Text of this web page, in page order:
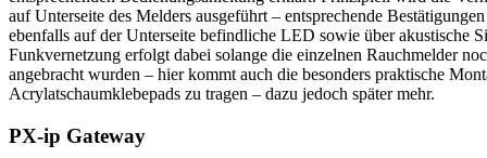
auf Unterseite des Melders ausgeführt – entsprechende
ebenfalls auf der Unterseite befindliche LED sowie über akustische
Funkvernetzung erfolgt dabei solange die einzelnen Rauchmelder
angebracht wurden – hier kommt auch die besonders praktische
Acrylatschaumklebepads zu tragen – dazu jedoch später mehr.
PX-ip Gateway